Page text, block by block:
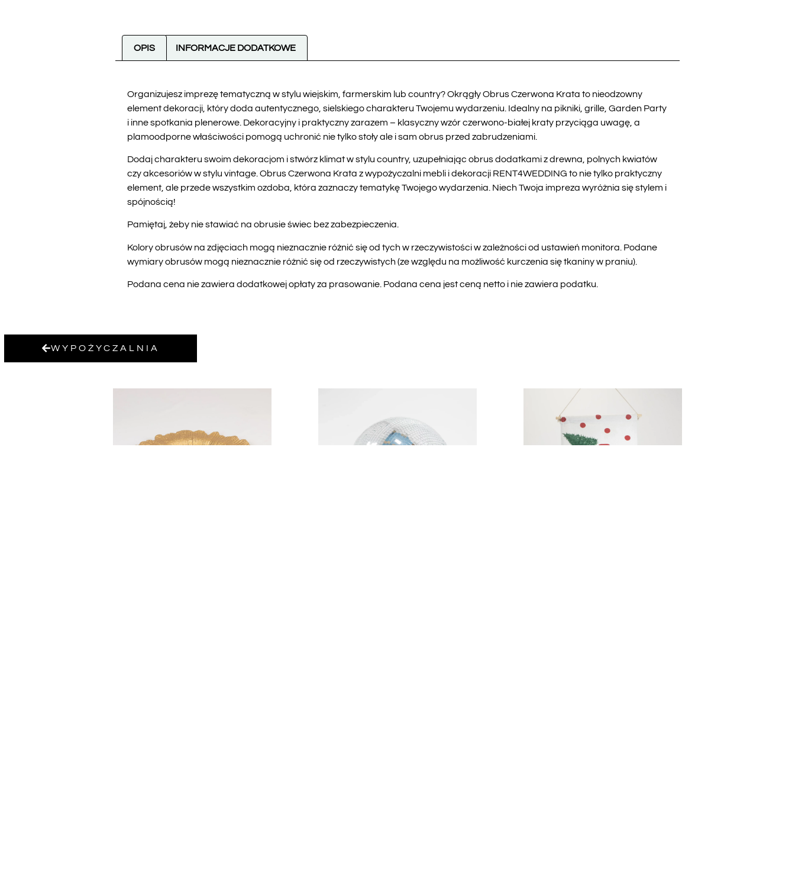
OPIS INFORMACJE DODATKOWE
Organizujesz imprezę tematyczną w stylu wiejskim, farmerskim lub country? Okrągły Obrus Czerwona Krata to nieodzowny
element dekoracji, który doda autentycznego, sielskiego charakteru Twojemu wydarzeniu. Idealny na pikniki, grille, Garden Party
i inne spotkania plenerowe. Dekoracyjny i praktyczny zarazem – klasyczny wzór czerwono-białej kraty przyciąga uwagę, a
plamoodporne właściwości pomogą uchronić nie tylko stoły ale i sam obrus przed zabrudzeniami.
Dodaj charakteru swoim dekoracjom i stwórz klimat w stylu country, uzupełniając obrus dodatkami z drewna, polnych kwiatów
czy akcesoriów w stylu vintage. Obrus Czerwona Krata z wypożyczalni mebli i dekoracji RENT4WEDDING to nie tylko praktyczny
element, ale przede wszystkim ozdoba, która zaznaczy tematykę Twojego wydarzenia. Niech Twoja impreza wyróżnia się stylem i
spójnością!
Pamiętaj, żeby nie stawiać na obrusie świec bez zabezpieczenia.
Kolory obrusów na zdjęciach mogą nieznacznie różnić się od tych w rzeczywistości w zależności od ustawień monitora. Podane
wymiary obrusów mogą nieznacznie różnić się od rzeczywistych (ze względu na możliwość kurczenia się tkaniny w praniu).
Podana cena nie zawiera dodatkowej opłaty za prasowanie. Podana cena jest ceną netto i nie zawiera podatku.
WYPOŻYCZALNIA